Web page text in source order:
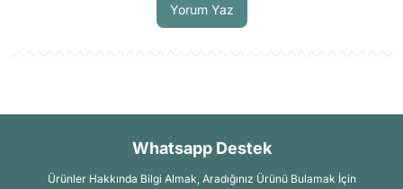
Yorum Yaz
Whatsapp Destek
Ürünler Hakkında Bilgi Almak, Aradığınız Ürünü Bulamak İçin